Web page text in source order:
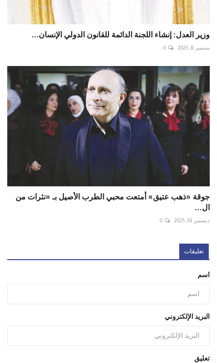
وزير العدل: إنشاء اللجنة الدائمة للقانون الدولي الإنسان...
سبتمبر 8, 2025 0
جوقة «ذهب عتيق» أمتعت محبي الطرب الأصيل بـ «نثرات من
ال...
ديسمبر 18, 2025 0
تعليقات
اسم
البريد الإلكتروني
تعليق